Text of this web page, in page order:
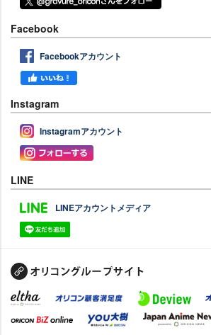
Facebook
Facebookアカウント
Instagram
Instagramアカウント
LINE
LINEアカウントメディア